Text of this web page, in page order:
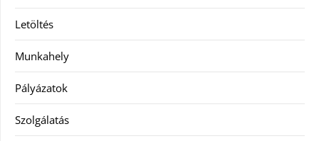
Letöltés
Munkahely
Pályázatok
Szolgálatás